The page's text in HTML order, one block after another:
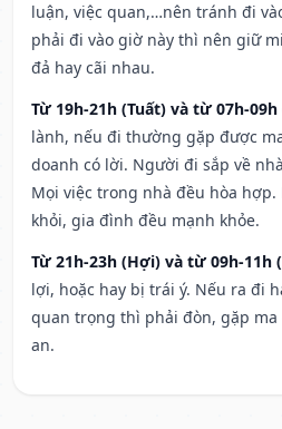
luận, việc quan,…nên tránh đi
phải đi vào giờ này thì nên giữ
đả hay cãi nhau.
Từ 19h-21h (Tuất) và từ 07h-09h
lành, nếu đi thường gặp được
doanh có lời. Người đi sắp về
Mọi việc trong nhà đều hòa
khỏi, gia đình đều mạnh khỏe.
Từ 21h-23h (Hợi) và từ 09h-11h
lợi, hoặc hay bị trái ý. Nếu ra đi
quan trọng thì phải đòn, gặp
an.